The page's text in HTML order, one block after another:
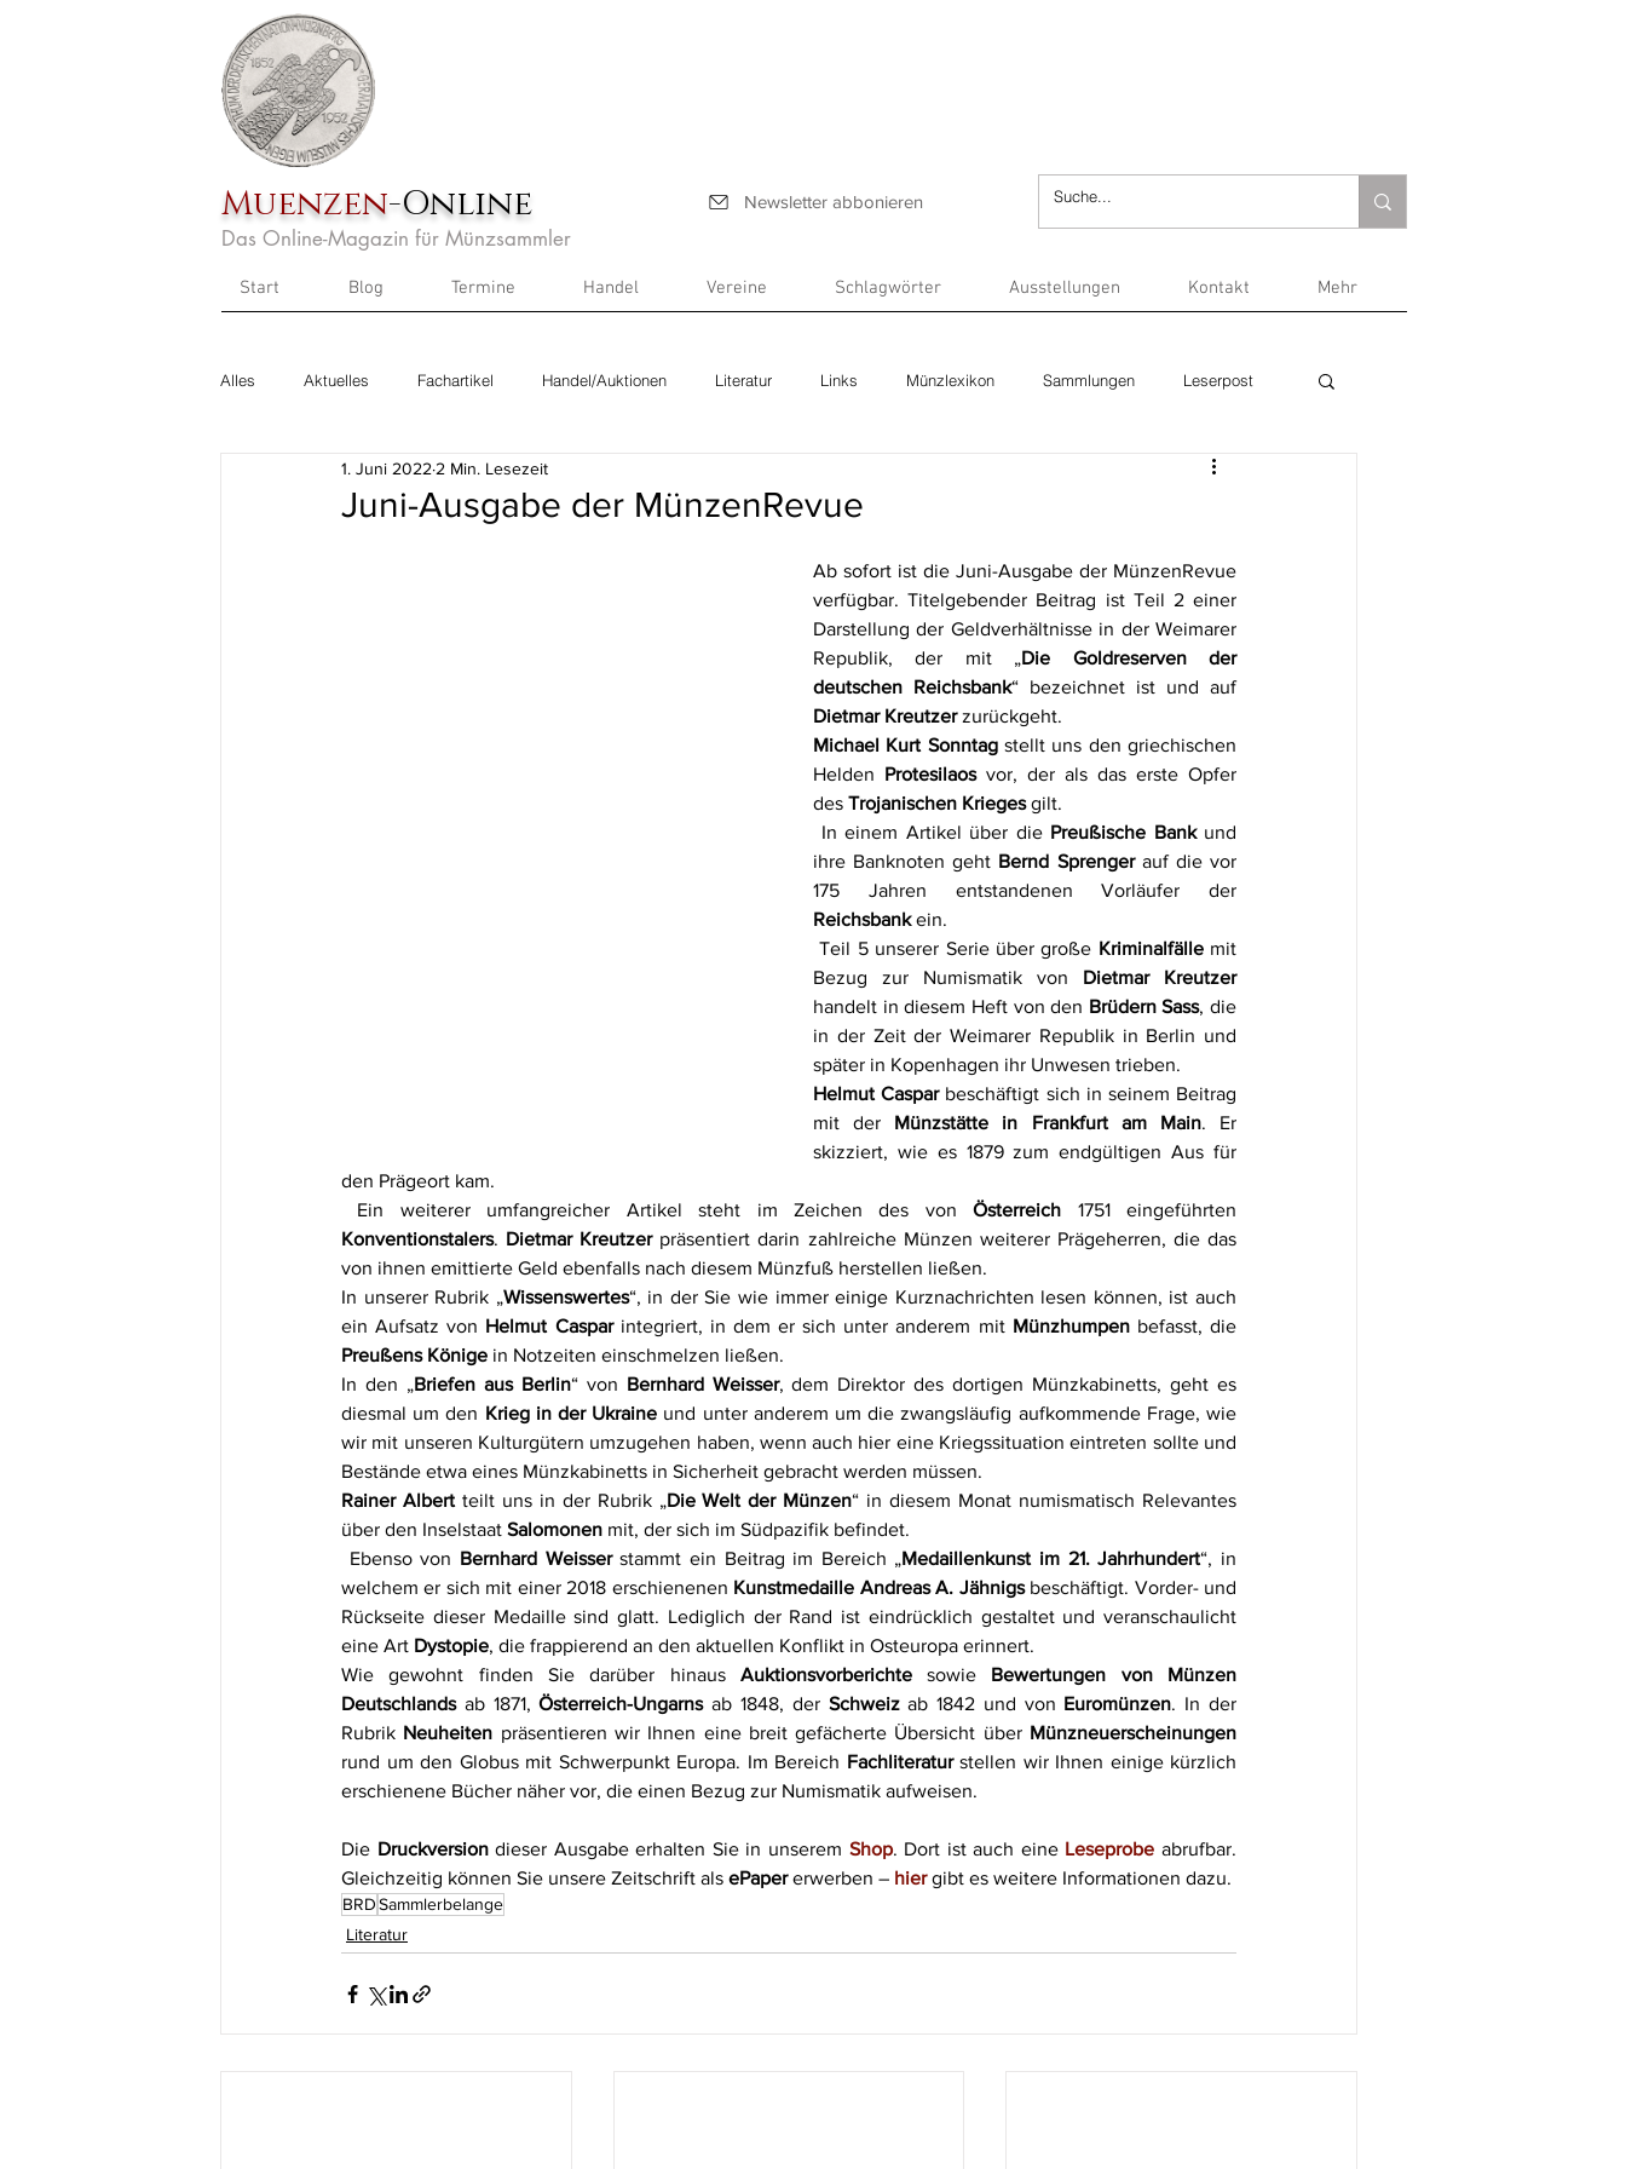
Muenzen-Online Newsletter abbonieren
Das Online-Magazin für Münzsammler
Start Blog Termine Handel Vereine Schlagwörter Ausstellungen Kontakt Mehr
Alles Aktuelles Fachartikel Handel/Auktionen Literatur Links Münzlexikon Sammlungen Leserpost
Juni-Ausgabe der MünzenRevue
1. Juni 2022 2 Min. Lesezeit
Ab sofort ist die Juni-Ausgabe der MünzenRevue
verfügbar. Titelgebender Beitrag ist Teil 2 einer
Darstellung der Geldverhältnisse in der Weimarer
Republik, der mit „Die Goldreserven der
deutschen Reichsbank
“ bezeichnet ist und auf
Dietmar Kreutzer zurückgeht.
Michael Kurt Sonntag stellt uns den griechischen
Helden Protesilaos vor, der als das erste Opfer
des Trojanischen Krieges gilt.
In einem Artikel über die Preußische Bank und
ihre Banknoten geht Bernd Sprenger auf die vor
Reichsbank ein.
Teil 5 unserer Serie über große Kriminalfälle mit
Bezug zur Numismatik von Dietmar Kreutzer
handelt in diesem Heft von den Brüdern Sass, die
in der Zeit der Weimarer Republik in Berlin und
später in Kopenhagen ihr Unwesen trieben.
Helmut Caspar beschäftigt sich in seinem Beitrag
mit der Münzstätte in Frankfurt am Main. Er
skizziert, wie es 1879 zum endgültigen Aus für
den Prägeort kam.
Ein weiterer umfangreicher Artikel steht im Zeichen des von Österreich
Konventionstalers. Dietmar Kreutzer präsentiert darin zahlreiche Münzen weiterer Prägeherren, die das
von ihnen emittierte Geld ebenfalls nach diesem Münzfuß herstellen ließen.
In unserer Rubrik „Wissenswertes“, in der Sie wie immer einige Kurznachrichten lesen können, ist auch
ein Aufsatz von Helmut Caspar integriert, in dem er sich unter anderem mit Münzhumpen
Preußens Könige in Notzeiten einschmelzen ließen.
In den „Briefen aus Berlin“ von Bernhard Weisser, dem Direktor des dortigen Münzkabinetts, geht es
diesmal um den Krieg in der Ukraine und unter anderem um die zwangsläufig aufkommende Frage, wie
wir mit unseren Kulturgütern umzugehen haben, wenn auch hier eine Kriegssituation eintreten sollte und
Bestände etwa eines Münzkabinetts in Sicherheit gebracht werden müssen.
Rainer Albert teilt uns in der Rubrik „Die Welt der Münzen“ in diesem Monat numismatisch Relevantes
über den Inselstaat Salomonen mit, der sich im Südpazifik befindet.
Ebenso von Bernhard Weisser stammt ein Beitrag im Bereich „Medaillenkunst im 21. Jahrhundert“, in
welchem er sich mit einer 2018 erschienenen Kunstmedaille Andreas A. Jähnigs beschäftigt. Vorder- und
Rückseite dieser Medaille sind glatt. Lediglich der Rand ist eindrücklich gestaltet und veranschaulicht
eine Art Dystopie, die frappierend an den aktuellen Konflikt in Osteuropa erinnert.
Wie gewohnt finden Sie darüber hinaus Auktionsvorberichte sowie Bewertungen von Münzen
Deutschlands ab 1871, Österreich-Ungarns ab 1848, der Schweiz ab 1842 und von Euromünzen. In der
Rubrik Neuheiten präsentieren wir Ihnen eine breit gefächerte Übersicht über Münzneuerscheinungen
rund um den Globus mit Schwerpunkt Europa. Im Bereich Fachliteratur stellen wir Ihnen einige kürzlich
erschienene Bücher näher vor, die einen Bezug zur Numismatik aufweisen.
Die Druckversion dieser Ausgabe erhalten Sie in unserem Shop. Dort ist auch eine Leseprobe abrufbar.
Gleichzeitig können Sie unsere Zeitschrift als ePaper erwerben – hier gibt es weitere Informationen dazu.
BRDSammlerbelange
Literatur